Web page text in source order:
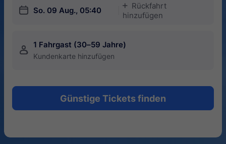
󱎗 So. 09 Aug., 05:40
󱅇
Rückfahrt
hinzufügen
󱍂 1 Fahrgast (30–59 Jahre)
Kundenkarte hinzufügen
Günstige Tickets finden